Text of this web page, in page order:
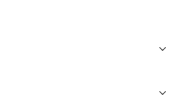
keyboard_arrow_down
keyboard_arrow_down